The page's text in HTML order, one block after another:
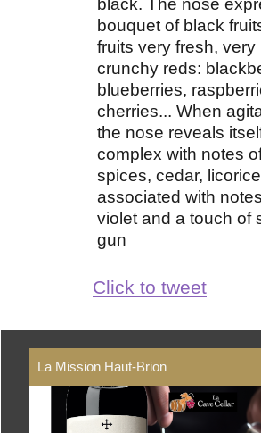
black. The nose
bouquet of black
fruits very fresh, very
crunchy reds:
blueberries,
cherries... When
the nose reveals
complex with notes
spices, cedar, licorice
associated with
violet and a touch of
gun
Click to tweet
La Mission Haut-Brion